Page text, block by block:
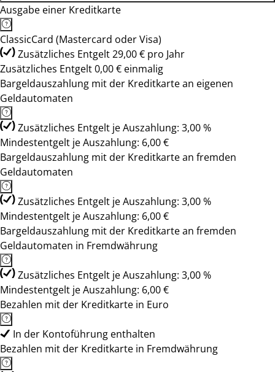
Ausgabe einer Kreditkarte
ClassicCard (Mastercard oder Visa)
Zusätzliches Entgelt 29,00 € pro Jahr
Zusätzliches Entgelt 0,00 € einmalig
Bargeldauszahlung mit der Kreditkarte an eigenen
Geldautomaten
Zusätzliches Entgelt je Auszahlung: 3,00 %
Mindestentgelt je Auszahlung: 6,00 €
Bargeldauszahlung mit der Kreditkarte an fremden
Geldautomaten
Zusätzliches Entgelt je Auszahlung: 3,00 %
Mindestentgelt je Auszahlung: 6,00 €
Bargeldauszahlung mit der Kreditkarte an fremden
Geldautomaten in Fremdwährung
Zusätzliches Entgelt je Auszahlung: 3,00 %
Mindestentgelt je Auszahlung: 6,00 €
Bezahlen mit der Kreditkarte in Euro
In der Kontoführung enthalten
Bezahlen mit der Kreditkarte in Fremdwährung